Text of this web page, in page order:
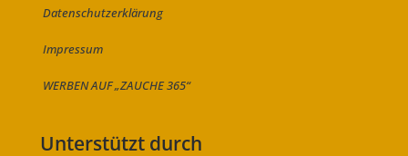
Datenschutzerklärung
Impressum
WERBEN AUF „ZAUCHE 365“
Unterstützt durch